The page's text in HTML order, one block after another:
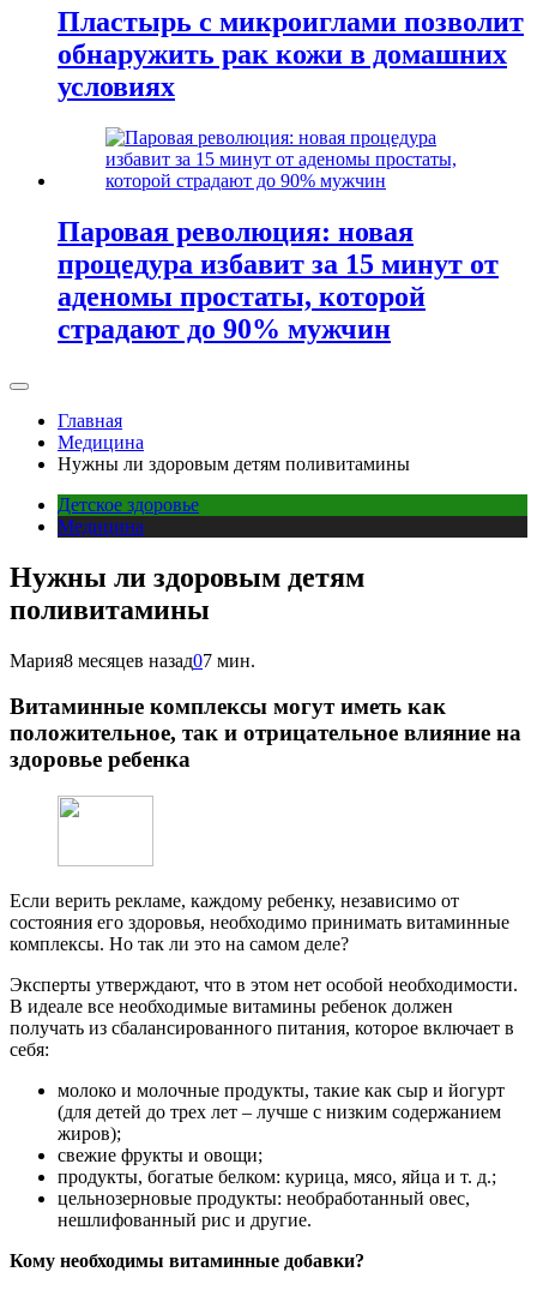
Пластырь с микроиглами позволит
обнаружить рак кожи в домашних
условиях
Паровая революция: новая
процедура избавит за 15 минут от
аденомы простаты, которой
страдают до 90% мужчин
Главная
Медицина
Нужны ли здоровым детям поливитамины
Детское здоровье
Медицина
Нужны ли здоровым детям
поливитамины
Мария8 месяцев назад07 мин.
Витаминные комплексы могут иметь как
положительное, так и отрицательное влияние на
здоровье ребенка
Если верить рекламе, каждому ребенку, независимо от
состояния его здоровья, необходимо принимать витаминные
комплексы. Но так ли это на самом деле?
Эксперты утверждают, что в этом нет особой необходимости.
В идеале все необходимые витамины ребенок должен
получать из сбалансированного питания, которое включает в
себя:
молоко и молочные продукты, такие как сыр и йогурт
(для детей до трех лет – лучше с низким содержанием
жиров);
свежие фрукты и овощи;
продукты, богатые белком: курица, мясо, яйца и т. д.;
цельнозерновые продукты: необработанный овес,
нешлифованный рис и другие.
Кому необходимы витаминные добавки?